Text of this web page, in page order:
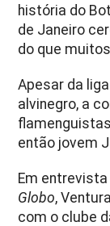
história do
de Janeiro
do que
Apesar da
alvinegro, a
então jovem
Em
Globo,
com o clube